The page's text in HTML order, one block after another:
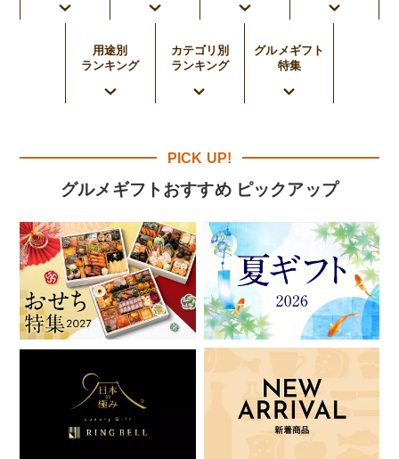
用途別
ランキング
カテゴリ別
ランキング
グルメギフト
特集
PICK UP!
グルメギフトおすすめ ピックアップ